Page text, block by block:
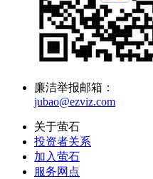
廉洁举报邮箱：
jubao@ezviz.com
关于萤石
投资者关系
加入萤石
服务网点